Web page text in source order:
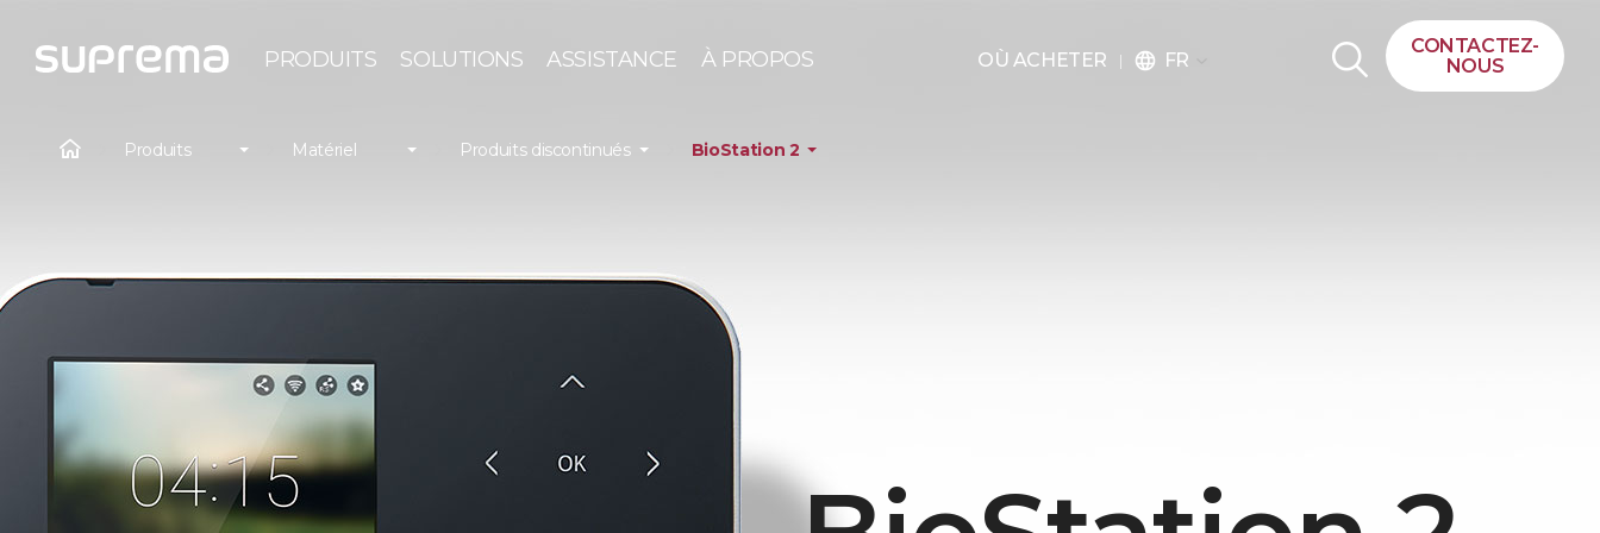
PRODUITS SOLUTIONS ASSISTANCE À PROPOS OÙ ACHETER language FR
CONTACTEZ-
NOUS
Produits Matériel Produits discontinués BioStation 2